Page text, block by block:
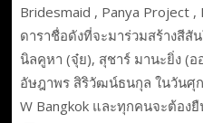
Bridesmaid , Panya Project
ดาราชื่อดังที่จะมาร่วมสร้างสี
นิลคูหา (จุ๋ย), สุชาร์ มานะยิ่ง (
อัษฎาพร สิริวัฒน์ธนกุล ในวันศุ
W Bangkok และทุกคนจะต้อง